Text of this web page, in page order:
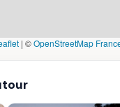
| ©OpenStreetMap